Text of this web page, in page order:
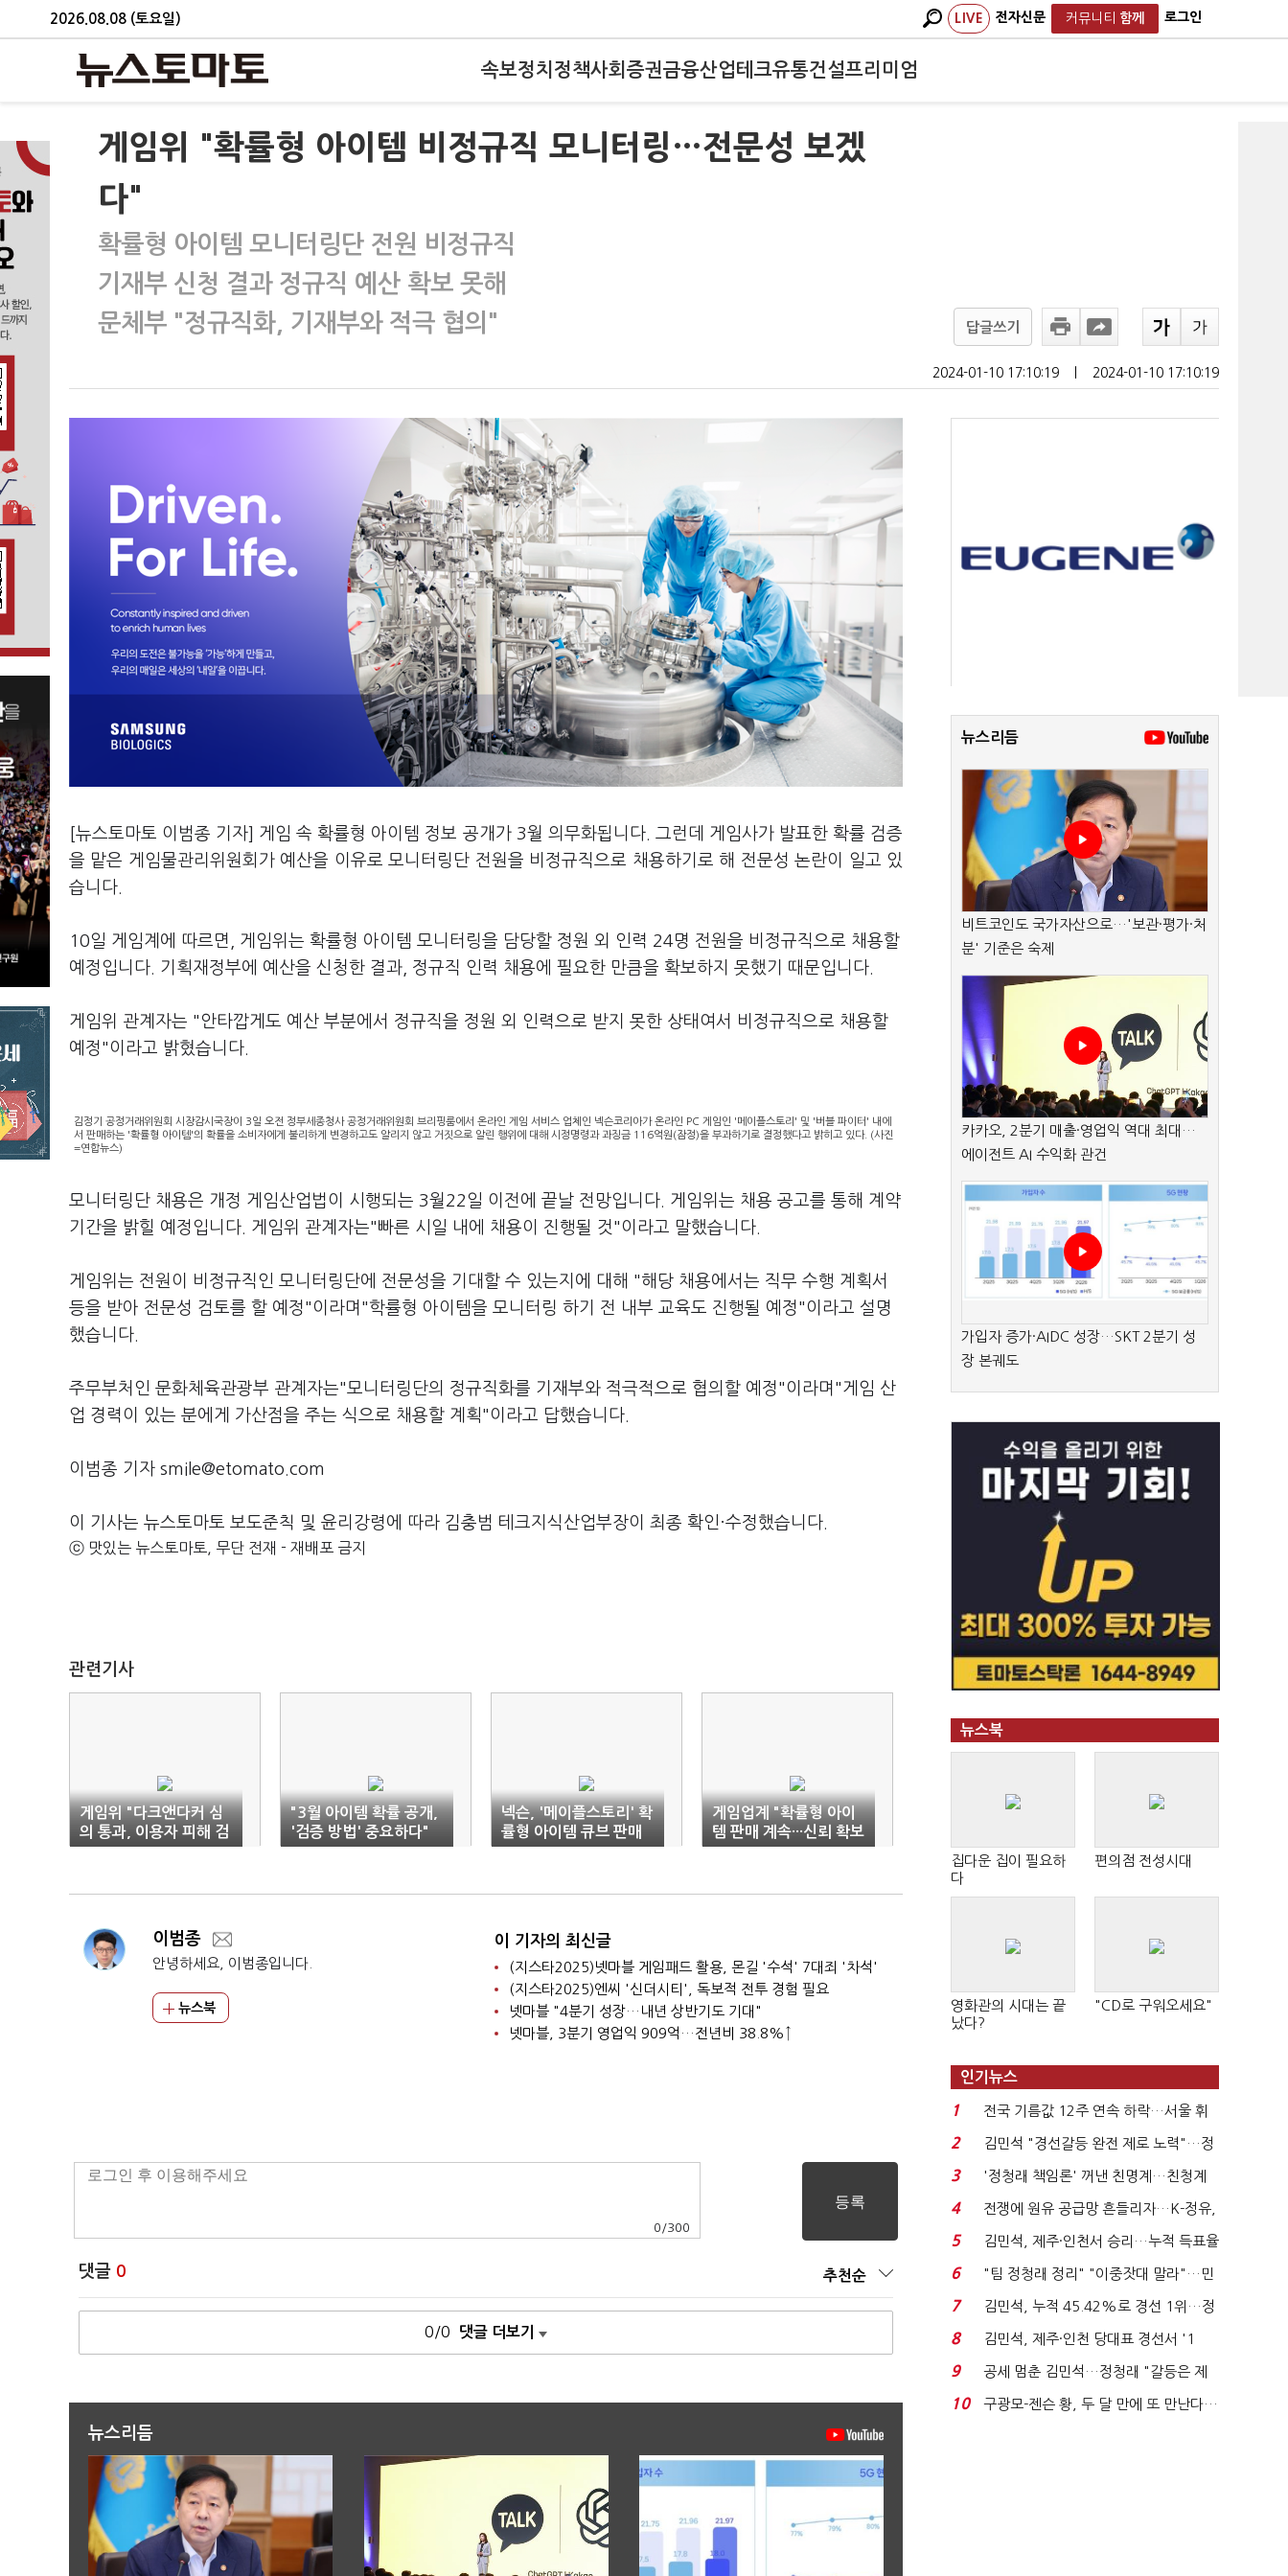
2026.08.08 (토요일) LIVE 전자신문 커뮤니티 함께 로그인
속보정치 정책사회 증권금융산업테크유통건설프리미엄
게임위 "확률형 아이템 비정규직 모니터링…전문성 보겠
다"
확률형 아이템 모니터링단 전원 비정규직
기재부 신청 결과 정규직 예산 확보 못해
문체부 "정규직화, 기재부와 적극 협의"
답글쓰기
2024-01-10 17:10:19 2024-01-10 17:10:19
[뉴스토마토 이범종 기자] 게임 속 확률형 아이템 정보 공개가 3월 의무화됩니다. 그런데 게임사가 발표한 확률 검증
을 맡은 게임물관리위원회가 예산을 이유로 모니터링단 전원을 비정규직으로 채용하기로 해 전문성 논란이 일고 있
습니다.
10일 게임계에 따르면, 게임위는 확률형 아이템 모니터링을 담당할 정원 외 인력 24명 전원을 비정규직으로 채용할
예정입니다. 기획재정부에 예산을 신청한 결과, 정규직 인력 채용에 필요한 만큼을 확보하지 못했기 때문입니다.
게임위 관계자는 "안타깝게도 예산 부분에서 정규직을 정원 외 인력으로 받지 못한 상태여서 비정규직으로 채용할
예정"이라고 밝혔습니다.
김정기 공정거래위원회 시장감시국장이 3일 오전 정부세종청사 공정거래위원회 브리핑룸에서 온라인 게임 서비스 업체인 넥슨코리아가 온라인 PC 게임인 '메이플스토리' 및 '버블 파이터' 내에
서 판매하는 '확률형 아이템'의 확률을 소비자에게 불리하게 변경하고도 알리지 않고 거짓으로 알린 행위에 대해 시정명령과 과징금 116억원(잠정)을 부과하기로 결정했다고 밝히고 있다. (사진
=연합뉴스)
모니터링단 채용은 개정 게임산업법이 시행되는 3월22일 이전에 끝날 전망입니다. 게임위는 채용 공고를 통해 계약
기간을 밝힐 예정입니다. 게임위 관계자는"빠른 시일 내에 채용이 진행될 것"이라고 말했습니다.
게임위는 전원이 비정규직인 모니터링단에 전문성을 기대할 수 있는지에 대해 "해당 채용에서는 직무 수행 계획서
등을 받아 전문성 검토를 할 예정"이라며"학률형 아이템을 모니터링 하기 전 내부 교육도 진행될 예정"이라고 설명
했습니다.
주무부처인 문화체육관광부 관계자는"모니터링단의 정규직화를 기재부와 적극적으로 협의할 예정"이라며"게임 산
업 경력이 있는 분에게 가산점을 주는 식으로 채용할 계획"이라고 답했습니다.
이범종 기자 smile@etomato.com
이 기사는 뉴스토마토 보도준칙 및 윤리강령에 따라 김충범 테크지식산업부장이 최종 확인·수정했습니다.
ⓒ 맛있는 뉴스토마토, 무단 전재 - 재배포 금지
관련기사
게임위 "다크앤다커 심
의 통과, 이용자 피해 검
토한 것"
"3월 아이템 확률 공개,
'검증 방법' 중요하다"
넥슨, '메이플스토리' 확
률형 아이템 큐브 판매
중단
게임업계 "확률형 아이
템 판매 계속···신뢰 확보
에 최선"
이범종
안녕하세요, 이범종입니다.
뉴스북
이 기자의 최신글
(지스타2025)넷마블 게임패드 활용, 몬길 '수석' 7대죄 '차석'
(지스타2025)엔씨 '신더시티', 독보적 전투 경험 필요
넷마블 "4분기 성장…내년 상반기도 기대"
넷마블, 3분기 영업익 909억…전년비 38.8%↑
0 /300
댓글 0 추천순
0/0 댓글 더보기
뉴스리듬
뉴스리듬
비트코인도 국가자산으로…'보관·평가·처
분' 기준은 숙제
카카오, 2분기 매출·영업익 역대 최대…
에이전트 AI 수익화 관건
가입자 증가·AIDC 성장…SKT 2분기 성
장 본궤도
뉴스북
집다운 집이 필요하
다
편의점 전성시대
영화관의 시대는 끝
났다?
"CD로 구워오세요"
인기뉴스
1
전국 기름값 12주 연속 하락…서울 휘
발윳값 1909원...
2
김민석 "경선갈등 완전 제로 노력"…정
청래 "반명 공세 사...
3
'정청래 책임론' 꺼낸 친명계…친청계
는 추가투표 때리기...
4
전쟁에 원유 공급망 흔들리자…K-정유,
에너지안보 핵심...
5
김민석, 제주·인천서 승리…누적 득표율
'1위 탈환'(종합)...
6
"팀 정청래 정리" "이중잣대 말라"…민
주 최고위원 계파 다...
7
김민석, 누적 45.42%로 경선 1위…정
청래와 격차 0.86%p(...
8
김민석, 제주·인천 당대표 경선서 '1
위'(1보)...
9
공세 멈춘 김민석…정청래 "갈등은 제
가 수습"
10
구광모-젠슨 황, 두 달 만에 또 만난다…